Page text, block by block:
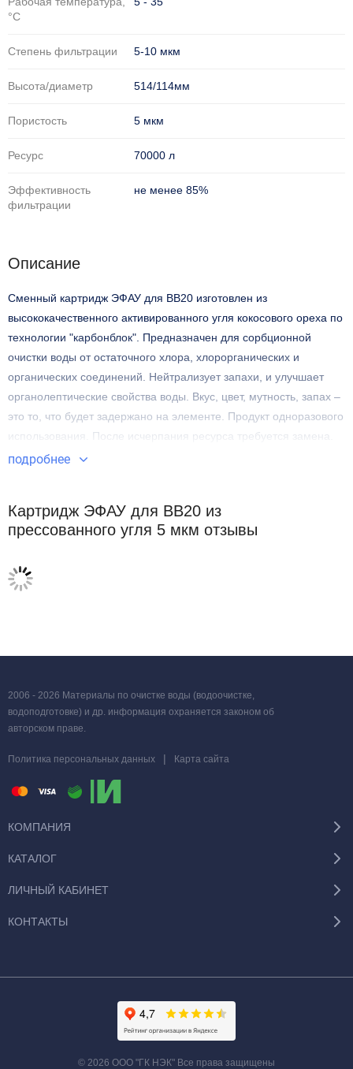
°С
Степень фильтрации 5-10 мкм
Высота/диаметр 514/114мм
Пористость 5 мкм
Ресурс 70000 л
Эффективность
фильтрации
не менее 85%
Описание
Сменный картридж ЭФАУ для BB20 изготовлен из
высококачественного активированного угля кокосового ореха по
технологии "карбонблок". Предназначен для сорбционной
очистки воды от остаточного хлора, хлорорганических и
органических соединений. Нейтрализует запахи, и улучшает
органолептические свойства воды. Вкус, цвет, мутность, запах –
это то, что будет задержано на элементе. Продукт одноразового
использования. После исчерпания ресурса требуется замена.
подробнее
Картридж ЭФАУ для BB20 из
прессованного угля 5 мкм отзывы
2006 - 2026 Материалы по очистке воды (водоочистке,
водоподготовке) и др. информация охраняется законом об
авторском праве.
Политика персональных данных | Карта сайта
КОМПАНИЯ
КАТАЛОГ
ЛИЧНЫЙ КАБИНЕТ
КОНТАКТЫ
© 2026 ООО "ГК НЭК" Все права защищены